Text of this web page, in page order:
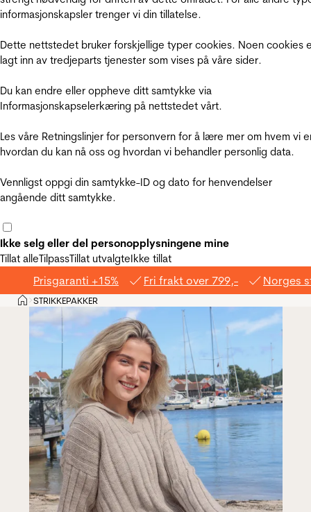
informasjonskapsler trenger vi din tillatelse.
Dette nettstedet bruker forskjellige typer cookies. Noen cookies
lagt inn av tredjeparts tjenester som vises på våre sider.
Du kan endre eller oppheve ditt samtykke via
Informasjonskapselerkæring på nettstedet vårt.
Les våre Retningslinjer for personvern for å lære mer om hvem vi
hvordan du kan nå oss og hvordan vi behandler personlig data.
Vennligst oppgi din samtykke-ID og dato for henvendelser
angående ditt samtykke.
Ikke selg eller del personopplysningene mine
Tillat alleTilpassTillat utvalgteIkke tillat
Prisgaranti +15% Fri frakt over 799,- Norges
Hjem
>STRIKKEPAKKER